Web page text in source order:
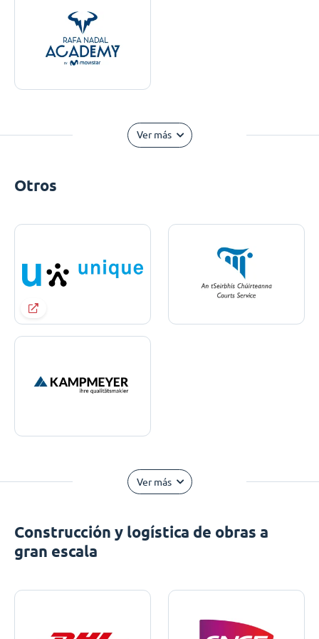
Ver más
Otros
Ver más
Construcción y logística de obras a
gran escala